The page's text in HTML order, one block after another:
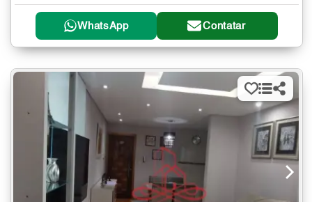
WhatsApp Contatar